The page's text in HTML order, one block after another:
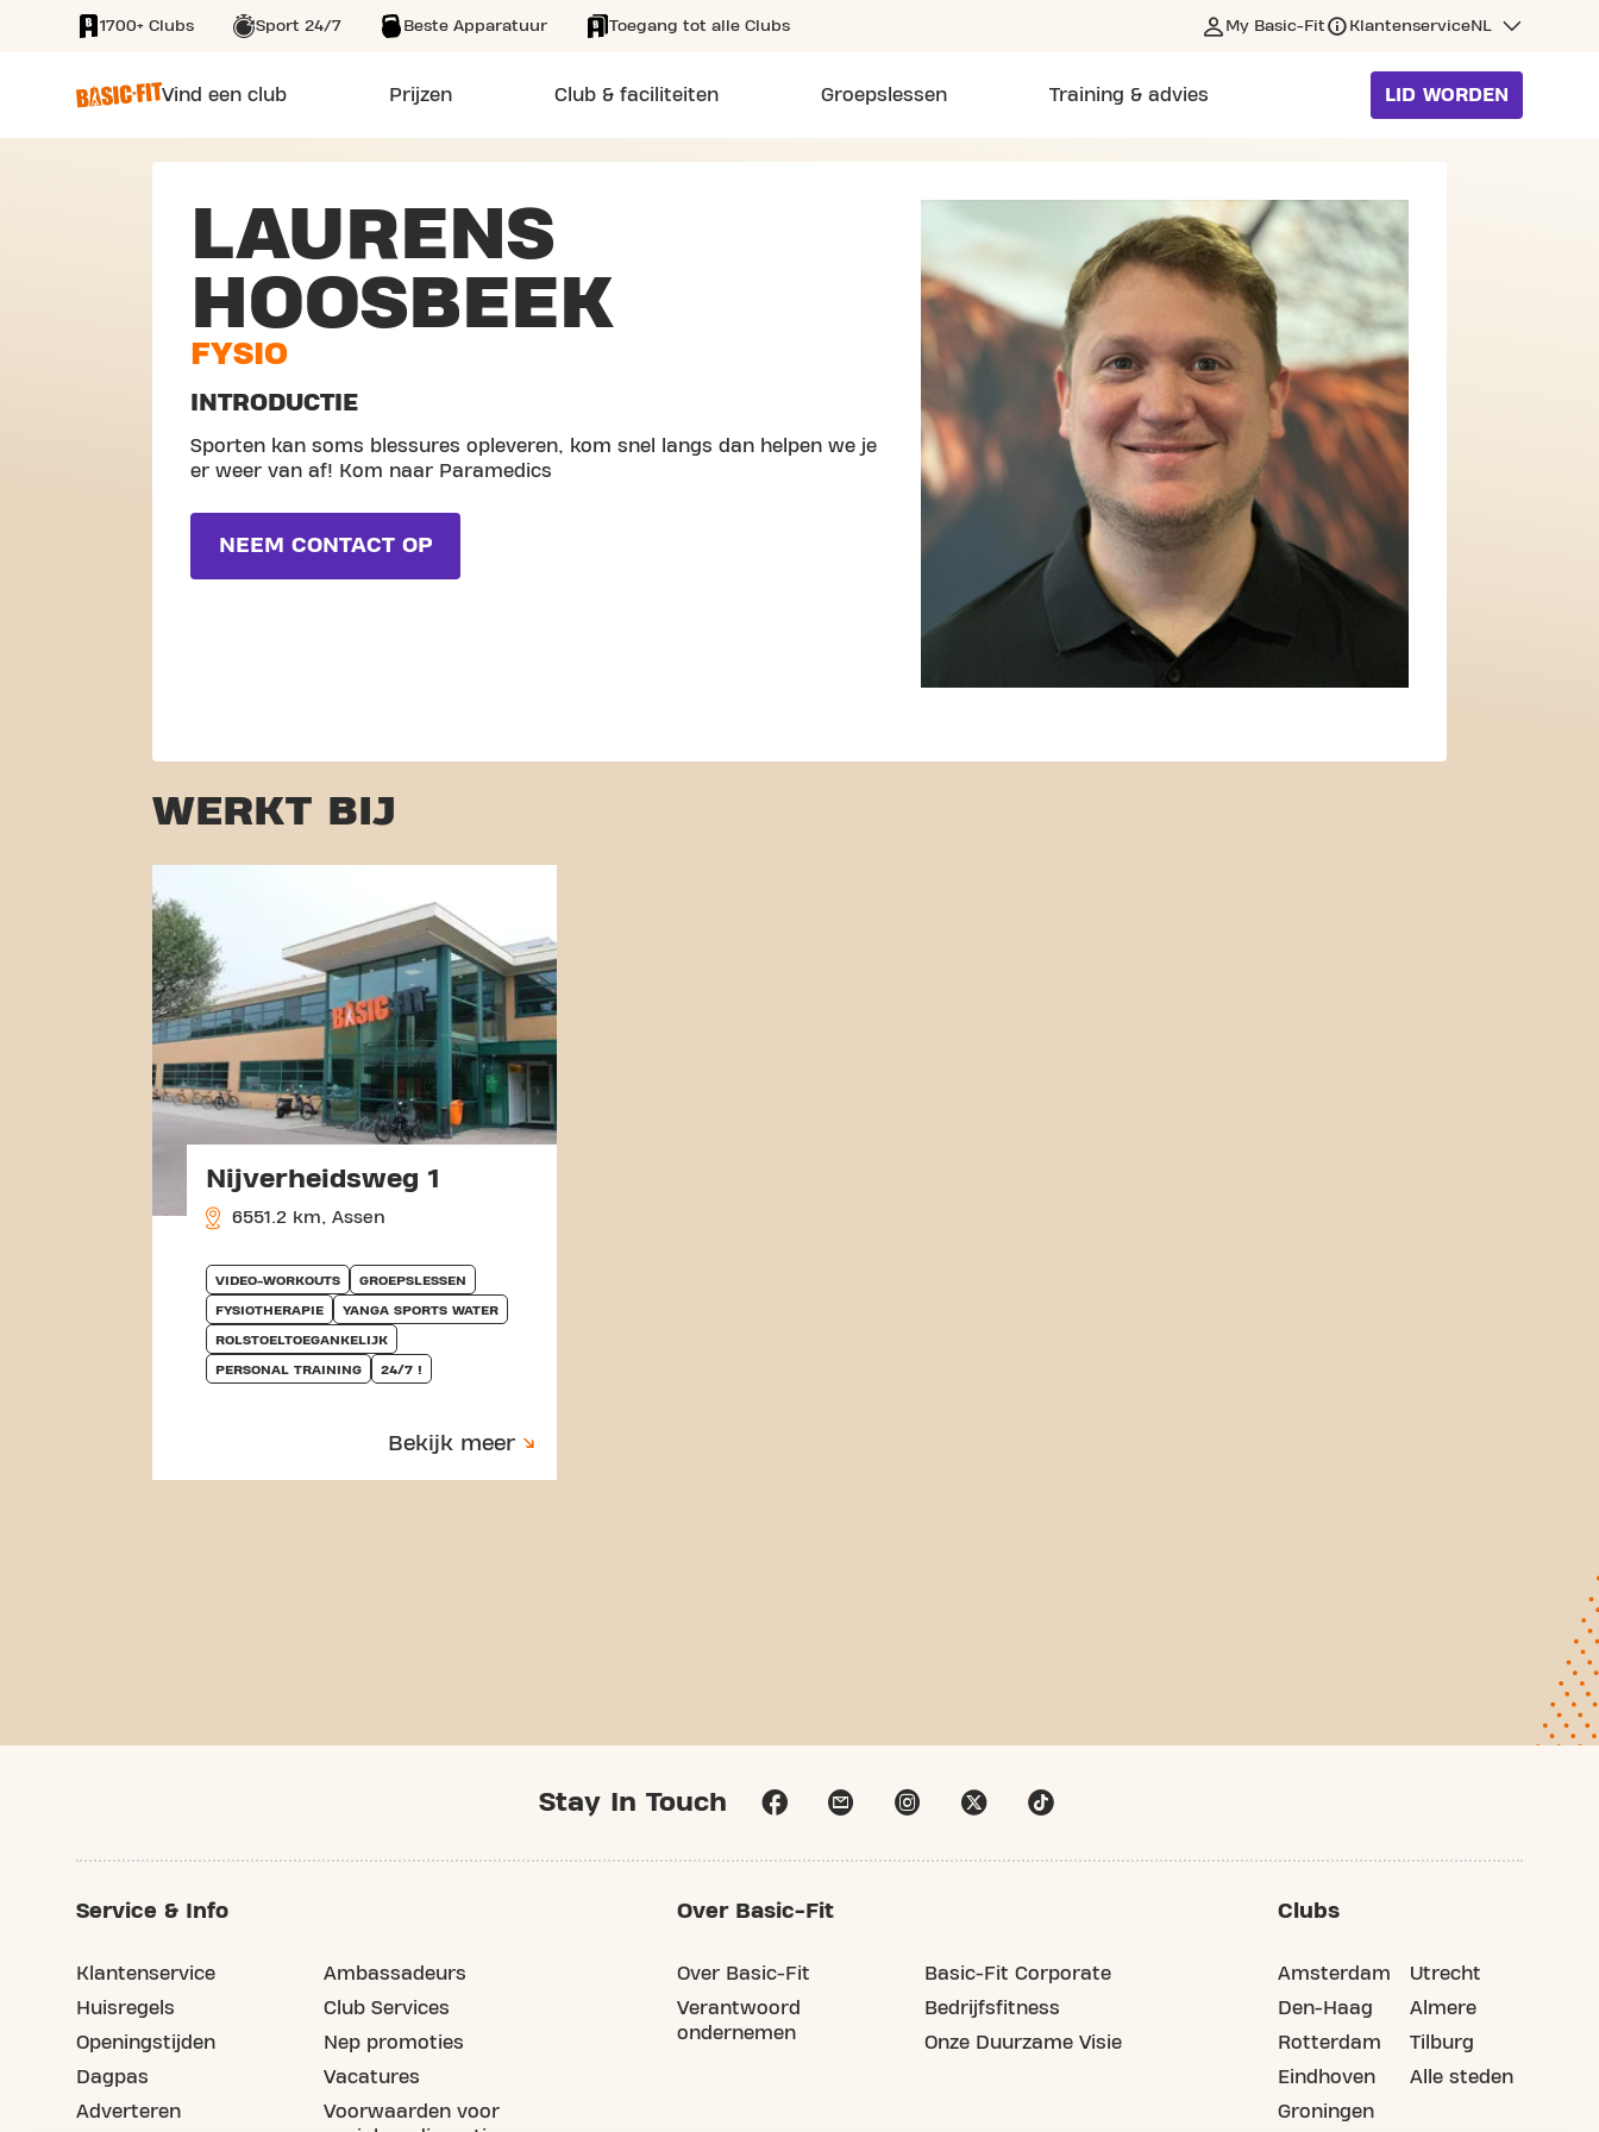
SKIP TO MAIN CONTENT
1700+ Clubs Sport 24/7 Beste Apparatuur Toegang tot alle Clubs My Basic-Fit KlantenserviceNL
Vind een club Prijzen Club & faciliteiten Groepslessen Training & advies LID WORDEN
LAURENS
HOOSBEEK
FYSIO
INTRODUCTIE
Sporten kan soms blessures opleveren, kom snel langs dan helpen we je
er weer van af! Kom naar Paramedics
NEEM CONTACT OP
WERKT BIJ
Nijverheidsweg 1
6551.2 km, Assen
VIDEO-WORKOUTS GROEPSLESSEN
FYSIOTHERAPIE YANGA SPORTS WATER
ROLSTOELTOEGANKELIJK
PERSONAL TRAINING 24/7 !
Bekijk meer
Stay In Touch
Service & Info
Klantenservice
Huisregels
Openingstijden
Dagpas
Adverteren
Ambassadeurs
Club Services
Nep promoties
Vacatures
Voorwaarden voor
Over Basic-Fit
Over Basic-Fit
Verantwoord
ondernemen
Basic-Fit Corporate
Bedrijfsfitness
Onze Duurzame Visie
Clubs
Amsterdam
Den-Haag
Rotterdam
Eindhoven
Groningen
Utrecht
Almere
Tilburg
Alle steden